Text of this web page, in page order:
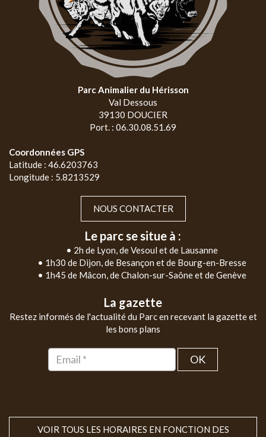
Parc Animalier du Hérisson
Val Dessous
39130 DOUCIER
Port. : 06.30.08.51.69
Coordonnées GPS
Latitude : 46.6203763
Longitude : 5.8213529
NOUS CONTACTER
Le parc se situe à :
• 2h de Lyon, de Vesoul et de Lausanne
• 1h30 de Dijon, de Besançon et de Bourg-en-Bresse
• 1h45 de Mâcon, de Chalon-sur-Saône et de Genève
La gazette
Restez informés de l'actualité du Parc en recevant la gazette et
les bons plans
OK
VOIR TOUS LES HORAIRES EN FONCTION DES